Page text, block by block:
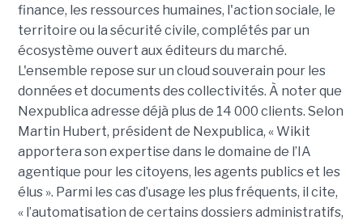
finance, les ressources humaines, l'action sociale, le
territoire ou la sécurité civile, complétés par un
écosystème ouvert aux éditeurs du marché.
L'ensemble repose sur un cloud souverain pour les
données et documents des collectivités. À noter que
Nexpublica adresse déjà plus de 14 000 clients. Selon
Martin Hubert, président de Nexpublica, « Wikit
apportera son expertise dans le domaine de l’IA
agentique pour les citoyens, les agents publics et les
élus ». Parmi les cas d’usage les plus fréquents, il cite,
« l’automatisation de certains dossiers administratifs,